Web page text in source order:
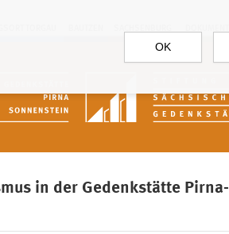
OK
in der Gedenkstätte Pirna-